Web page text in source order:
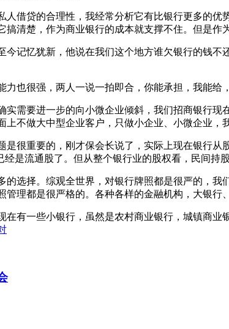
人借贷的合理性，我经常分析它有比银行更多的
搞清楚，作为商业银行的成本就支撑不住。但是
今记忆犹新，他说在我们这个地方谁欠银行的钱
也很强，两人一说一拍即合，你能承担，我能
实需要进一步的向小微企业倾斜，我们招商银行
不做大中型企业客户，只做小企业、小微企业，
很重要的，刚才保会长说了，实际上现在银行
是流通股了。但从整个银行业的股权看，民间持
的选择。综观全世界，对银行牌照都是很严的，
管理都是很严格的。各种各样的金融机构，大银行
有一些小银行，虽然是农村商业银行，城镇商